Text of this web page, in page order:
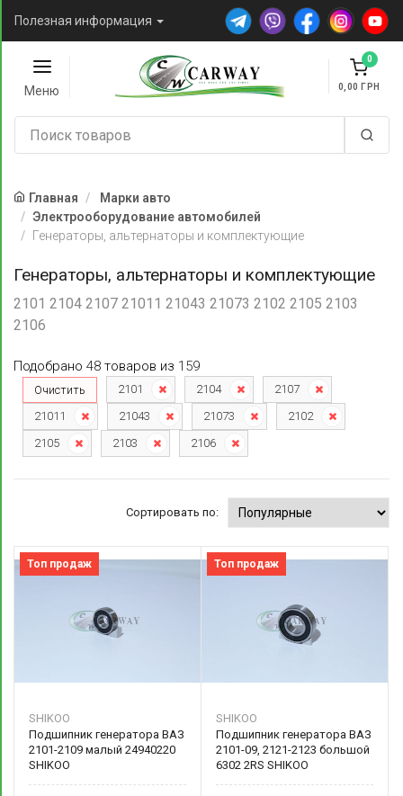
Полезная информация
Меню
0
0,00
Главная
Марки авто
Электрооборудование автомобилей
Генераторы, альтернаторы и комплектующие
Генераторы, альтернаторы и комплектующие
2101 2104 2107 21011 21043 21073 2102 2105 2103
2106
Подобрано 48 товаров из 159
Очистить 2101 2104
2107
21011
21043 21073
2102
2105
2103 2106
Сортировать по:
Топ продаж
SHIKOO
Подшипник генератора ВАЗ
2101-2109 малый 24940220
SHIKOO
Топ продаж
SHIKOO
Подшипник генератора ВАЗ
2101-09, 2121-2123 большой
6302 2RS SHIKOO